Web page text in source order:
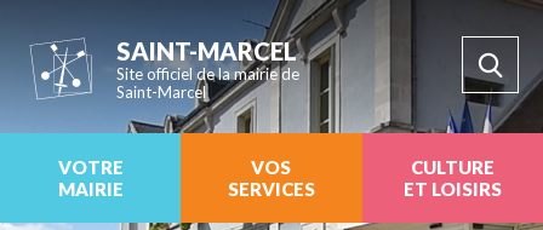
SAINT-MARCEL
Site officiel de la mairie de
Saint-Marcel
VOTRE
MAIRIE
VOS
SERVICES
CULTURE
ET LOISIRS